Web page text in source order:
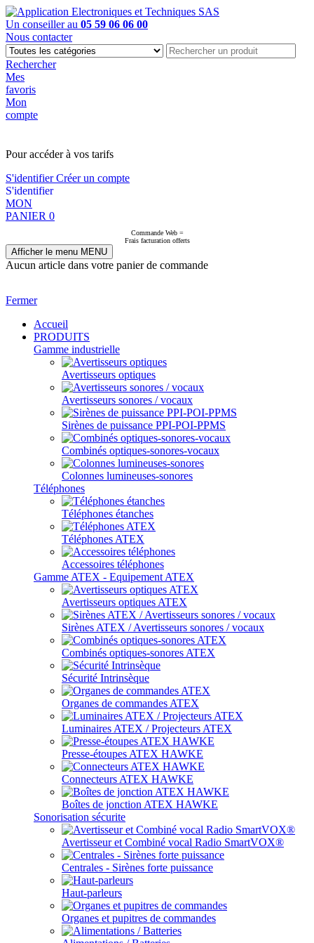
Un conseiller au 05 59 06 06 00
Nous contacter
Rechercher
Mes
favoris
Mon
compte
Pour accéder à vos tarifs
S'identifierCréer un compte
S'identifier
MON
PANIER 0
Commande Web =
Frais facturation offerts
Afficher le menu MENU
Aucun article dans votre panier de commande
Fermer
Accueil
PRODUITS
Gamme industrielle
Avertisseurs optiques
Avertisseurs sonores / vocaux
Sirènes de puissance PPI-POI-PPMS
Combinés optiques-sonores-vocaux
Colonnes lumineuses-sonores
Téléphones
Téléphones étanches
Téléphones ATEX
Accessoires téléphones
Gamme ATEX - Equipement ATEX
Avertisseurs optiques ATEX
Sirènes ATEX / Avertisseurs sonores / vocaux
Combinés optiques-sonores ATEX
Sécurité Intrinsèque
Organes de commandes ATEX
Luminaires ATEX / Projecteurs ATEX
Presse-étoupes ATEX HAWKE
Connecteurs ATEX HAWKE
Boîtes de jonction ATEX HAWKE
Sonorisation sécurite
Avertisseur et Combiné vocal Radio SmartVOX®
Centrales - Sirènes forte puissance
Haut-parleurs
Organes et pupitres de commandes